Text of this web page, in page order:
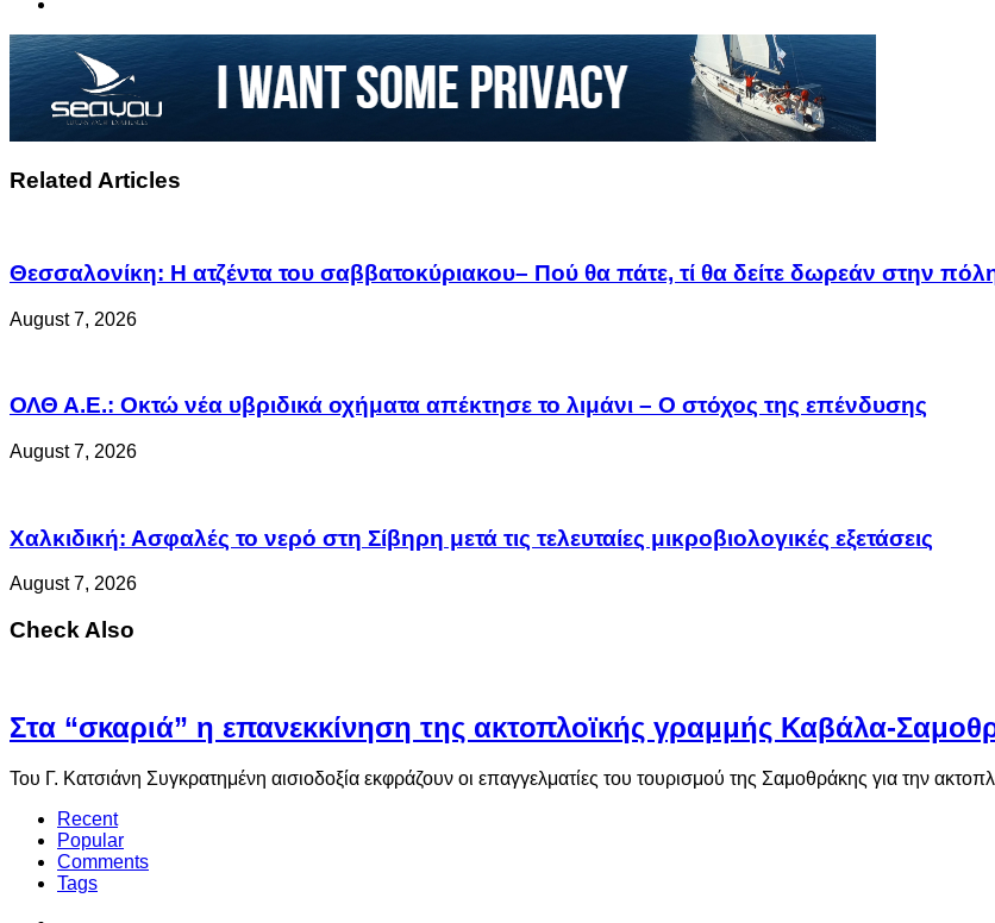
Related Articles
Θεσσαλονίκη: Η ατζέντα του σαββατοκύριακου– Πού θα πάτε, τί θα δείτε δωρεάν στην
August 7, 2026
ΟΛΘ Α.Ε.: Οκτώ νέα υβριδικά οχήματα απέκτησε το λιμάνι – Ο στόχος της επένδυσης
August 7, 2026
Χαλκιδική: Ασφαλές το νερό στη Σίβηρη μετά τις τελευταίες μικροβιολογικές εξετάσεις
August 7, 2026
Check Also
Στα “σκαριά” η επανεκκίνηση της ακτοπλοϊκής γραμμής Καβάλα-
Του Γ. Κατσιάνη Συγκρατημένη αισιοδοξία εκφράζουν οι επαγγελματίες του τουρισμού της Σαμοθράκης για την
Recent
Popular
Comments
Tags